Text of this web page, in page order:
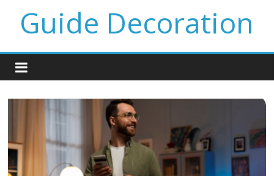
Guide Decoration